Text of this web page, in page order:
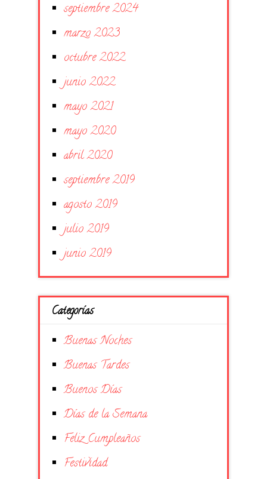
septiembre 2024
marzo 2023
octubre 2022
junio 2022
mayo 2021
mayo 2020
abril 2020
septiembre 2019
agosto 2019
julio 2019
junio 2019
Categorías
Buenas Noches
Buenas Tardes
Buenos Días
Días de la Semana
Feliz Cumpleaños
Festividad